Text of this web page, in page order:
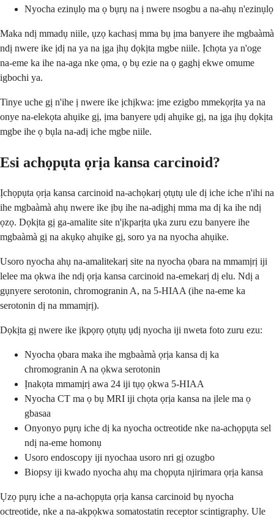
Nyocha ezinụlọ ma ọ bụrụ na ị nwere nsogbu a na-ahụ n'ezinụlọ
Maka ndị mmadụ niile, ụzọ kachasị mma bụ ịma banyere ihe mgbaàmà
ndị nwere ike ịdị na ya na ịga ịhụ dọkịta mgbe niile. Ịchọta ya n'oge
na-eme ka ihe na-aga nke ọma, ọ bụ ezie na ọ gaghị ekwe omume
igbochi ya.
Tinye uche gị n'ihe ị nwere ike ịchịkwa: ịme ezigbo mmekọrịta ya na
onye na-elekọta ahụike gị, ịma banyere ụdị ahụike gị, na ịga ịhụ dọkịta
mgbe ihe ọ bụla na-adị iche mgbe niile.
Esi achọpụta ọrịa kansa carcinoid?
Ịchọpụta ọrịa kansa carcinoid na-achọkarị ọtụtụ ule dị iche iche n'ihi na
ihe mgbaàmà ahụ nwere ike ịbụ ihe na-adịghị mma ma dị ka ihe ndị
ọzọ. Dọkịta gị ga-amalite site n'ịkparịta ụka zuru ezu banyere ihe
mgbaàmà gị na akụkọ ahụike gị, soro ya na nyocha ahụike.
Usoro nyocha ahụ na-amalitekarị site na nyocha ọbara na mmamịrị iji
lelee ma ọkwa ihe ndị ọrịa kansa carcinoid na-emekarị dị elu. Ndị a
gụnyere serotonin, chromogranin A, na 5-HIAA (ihe na-eme ka
serotonin dị na mmamịrị).
Dọkịta gị nwere ike ịkpọrọ ọtụtụ ụdị nyocha iji nweta foto zuru ezu:
Nyocha ọbara maka ihe mgbaàmà ọrịa kansa dị ka
chromogranin A na ọkwa serotonin
Ịnakọta mmamịrị awa 24 iji tụọ ọkwa 5-HIAA
Nyocha CT ma ọ bụ MRI iji chọta ọrịa kansa na ịlele ma ọ
gbasaa
Onyonyo pụrụ iche dị ka nyocha octreotide nke na-achọpụta sel
ndị na-eme homonụ
Usoro endoscopy iji nyochaa usoro nri gị ozugbo
Biopsy iji kwado nyocha ahụ ma chọpụta njirimara ọrịa kansa
Ụzọ pụrụ iche a na-achọpụta ọrịa kansa carcinoid bụ nyocha
octreotide, nke a na-akpọkwa somatostatin receptor scintigraphy. Ule